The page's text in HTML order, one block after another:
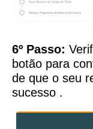
6º Passo:
botão para
de que o seu
sucesso .